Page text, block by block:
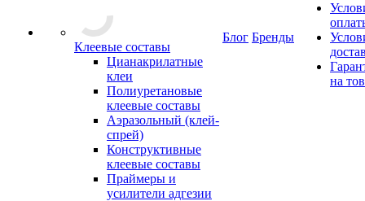
Клеевые составы
Цианакрилатные
клеи
Полиуретановые
клеевые составы
Аэразольный (клей-
спрей)
Конструктивные
клеевые составы
Праймеры и
усилители адгезии
Блог Бренды
на